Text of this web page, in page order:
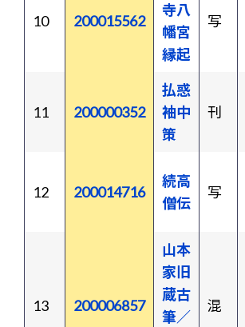
10 200015562
寺八
幡宮
縁起
写
11 200000352
払惑
袖中
策
刊
12 200014716
続高
僧伝
写
13 200006857
山本
家旧
蔵古
筆／
混